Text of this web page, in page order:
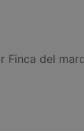
Finca del